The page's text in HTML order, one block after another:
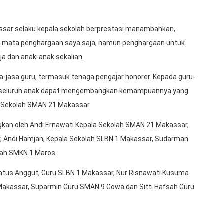
selaku kepala sekolah berprestasi manambahkan,
penghargaan saya saja, namun penghargaan untuk
dan anak-anak sekalian.
guru, termasuk tenaga pengajar honorer. Kepada guru-
anak dapat mengembangkan kemampuannya yang
SMAN 21 Makassar.
oleh Andi Ernawati Kepala Sekolah SMAN 21 Makassar,
Hamjan, Kepala Sekolah SLBN 1 Makassar, Sudarman
SMKN 1 Maros.
Anggut, Guru SLBN 1 Makassar, Nur Risnawati Kusuma
Suparmin Guru SMAN 9 Gowa dan Sitti Hafsah Guru